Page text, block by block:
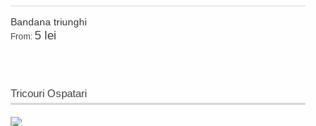
Bandana triunghi
From: 5 lei
Tricouri Ospatari